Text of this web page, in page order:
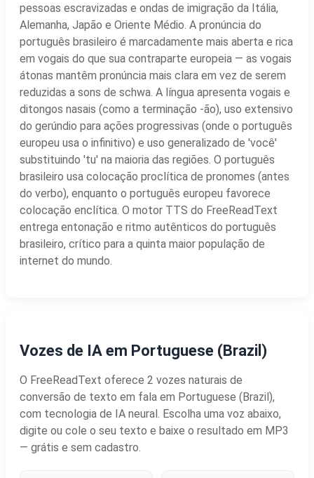
pessoas escravizadas e ondas de imigração da Itália,
Alemanha, Japão e Oriente Médio. A pronúncia do
português brasileiro é marcadamente mais aberta e rica
em vogais do que sua contraparte europeia — as vogais
átonas mantêm pronúncia mais clara em vez de serem
reduzidas a sons de schwa. A língua apresenta vogais e
ditongos nasais (como a terminação -ão), uso extensivo
do gerúndio para ações progressivas (onde o português
europeu usa o infinitivo) e uso generalizado de 'você'
substituindo 'tu' na maioria das regiões. O português
brasileiro usa colocação proclítica de pronomes (antes
do verbo), enquanto o português europeu favorece
colocação enclítica. O motor TTS do FreeReadText
entrega entonação e ritmo autênticos do português
brasileiro, crítico para a quinta maior população de
internet do mundo.
Vozes de IA em Portuguese (Brazil)
O FreeReadText oferece 2 vozes naturais de
conversão de texto em fala em Portuguese (Brazil),
com tecnologia de IA neural. Escolha uma voz abaixo,
digite ou cole o seu texto e baixe o resultado em MP3
— grátis e sem cadastro.